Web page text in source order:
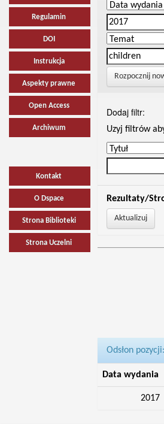
Regulamin
DOI
Instrukcja
Aspekty prawne
Open Access
Archiwum
Kontakt
O Dspace
Strona Biblioteki
Strona Uczelni
Rozpocznij
Dodaj filtr:
Uzyj filtrów
Rezultaty/
Odsłon pozycji:
Data wydania
2017